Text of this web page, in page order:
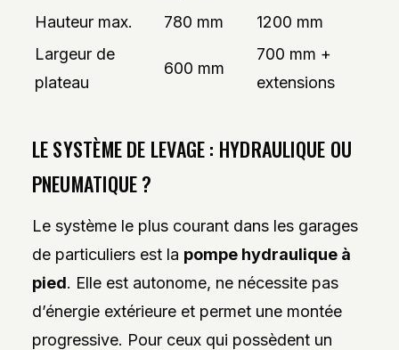
Hauteur max. 780 mm
1200 mm
Largeur de
plateau
600 mm
700 mm +
extensions
LE SYSTÈME DE LEVAGE : HYDRAULIQUE OU
PNEUMATIQUE ?
Le système le plus courant dans les garages
de particuliers est la pompe hydraulique à
pied. Elle est autonome, ne nécessite pas
d’énergie extérieure et permet une montée
progressive. Pour ceux qui possèdent un